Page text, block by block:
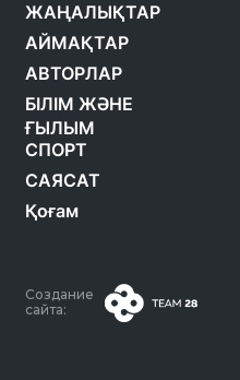
ЖАҢАЛЫҚТАР
АЙМАҚТАР
АВТОРЛАР
БІЛІМ ЖӘНЕ
ҒЫЛЫМ
СПОРТ
САЯСАТ
Қоғам
Создание
сайта: